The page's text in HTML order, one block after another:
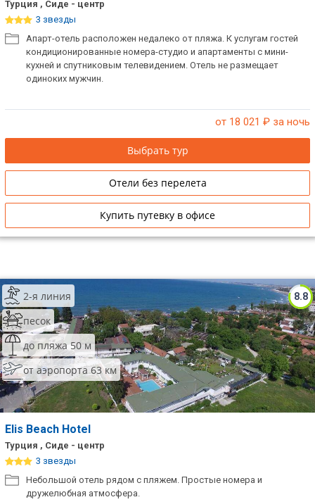
Турция , Сиде - центр
3 звезды
Апарт-отель расположен недалеко от пляжа. К услугам гостей
кондиционированные номера-студио и апартаменты с мини-
кухней и спутниковым телевидением. Отель не размещает
одиноких мужчин.
от 18 021 ₽ за ночь
Выбрать тур
Отели без перелета
Купить путевку в офисе
8.8
2-я линия
песок
до пляжа 50 м
от аэропорта 63 км
Elis Beach Hotel
Турция , Сиде - центр
3 звезды
Небольшой отель рядом с пляжем. Простые номера и
дружелюбная атмосфера.